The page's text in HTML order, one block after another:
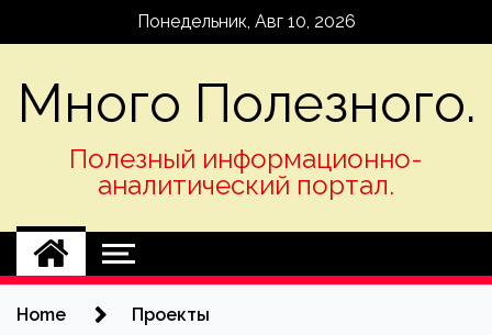
Понедельник, Авг 10, 2026
Много Полезного.
Полезный информационно-
аналитический портал.
Home Проекты